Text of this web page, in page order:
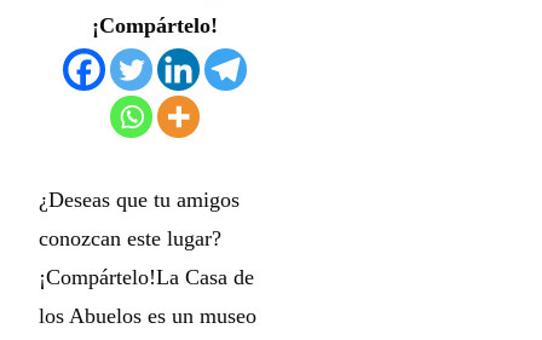
¡Compártelo!
¿Deseas que tu amigos
conozcan este lugar?
¡Compártelo!La Casa de
los Abuelos es un museo